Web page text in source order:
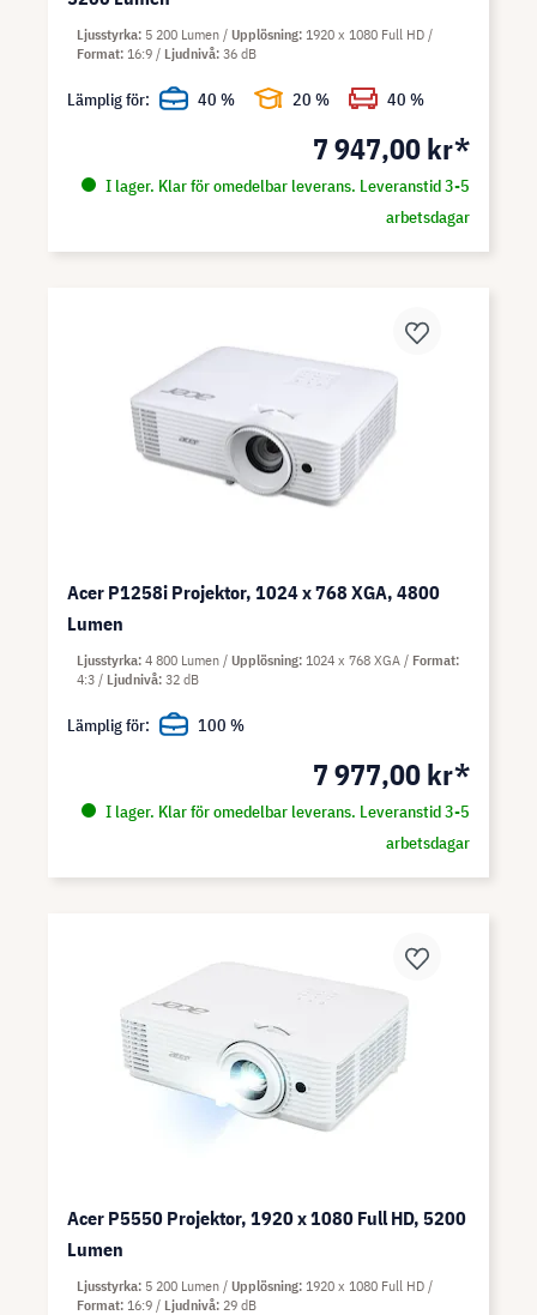
7 947,00 kr*
I lager. Klar för omedelbar leverans. Leveranstid 3-5
arbetsdagar
Ljusstyrka 5 200 Lumen Upplösning 1920 x 1080 Full HD
Format 16:9 Ljudnivå 36 dB
Lämplig för: 40 % 20 % 40 %
Acer P1258i Projektor, 1024 x 768 XGA, 4800
Lumen
7 977,00 kr*
I lager. Klar för omedelbar leverans. Leveranstid 3-5
arbetsdagar
Ljusstyrka 4 800 Lumen Upplösning 1024 x 768 XGA
Format
4:3
Ljudnivå 32 dB
Lämplig för: 100 %
Acer P5550 Projektor, 1920 x 1080 Full HD, 5200
Lumen
Ljusstyrka 5 200 Lumen Upplösning 1920 x 1080 Full HD
Format 16:9 Ljudnivå 29 dB